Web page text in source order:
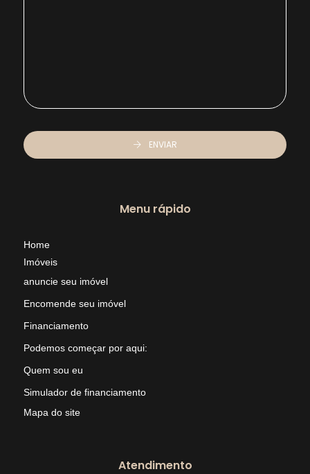
ENVIAR
Menu rápido
Home
Imóveis
anuncie seu imóvel
Encomende seu imóvel
Financiamento
Podemos começar por aqui:
Quem sou eu
Simulador de financiamento
Mapa do site
Atendimento